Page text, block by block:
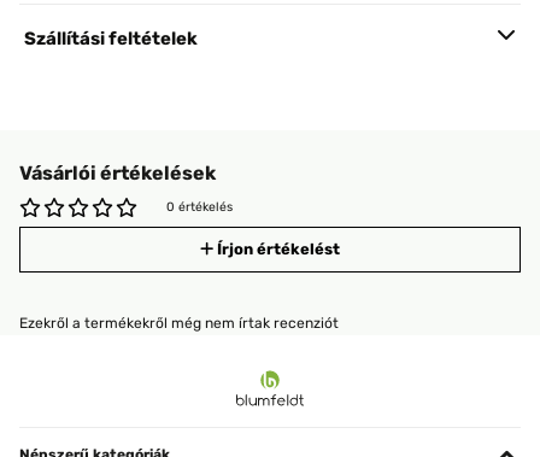
Szállítási feltételek
Vásárlói értékelések
0 értékelés
Írjon értékelést
Ezekről a termékekről még nem írtak recenziót